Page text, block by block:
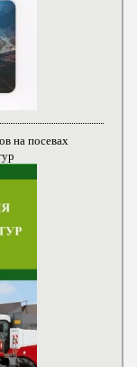
на посевах